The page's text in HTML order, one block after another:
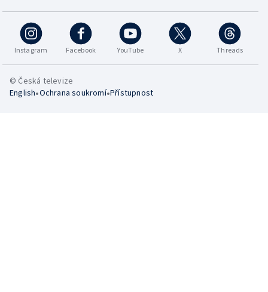
Instagram Facebook YouTube X Threads
© Česká televize
English•Ochrana soukromí•Přístupnost